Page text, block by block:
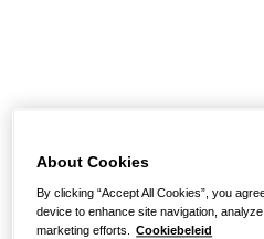
pagina niet
vinden
About Cookies
By clicking “Accept All Cookies”, you
device to enhance site navigation,
marketing efforts. Cookiebeleid